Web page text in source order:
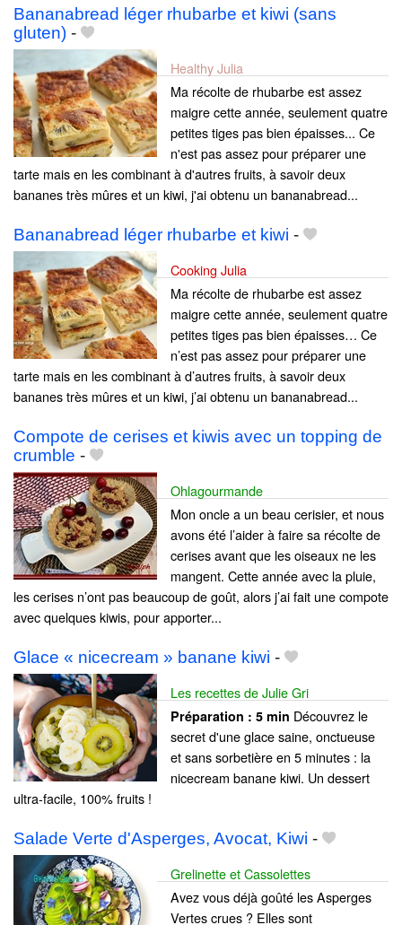
Bananabread léger rhubarbe et kiwi (sans
gluten) -
Healthy Julia
Ma récolte de rhubarbe est assez
maigre cette année, seulement quatre
petites tiges pas bien épaisses... Ce
n'est pas assez pour préparer une
tarte mais en les combinant à d'autres fruits, à savoir deux
bananes très mûres et un kiwi, j'ai obtenu un bananabread...
Bananabread léger rhubarbe et kiwi -
Cooking Julia
Ma récolte de rhubarbe est assez
maigre cette année, seulement quatre
petites tiges pas bien épaisses… Ce
n’est pas assez pour préparer une
tarte mais en les combinant à d’autres fruits, à savoir deux
bananes très mûres et un kiwi, j’ai obtenu un bananabread...
Compote de cerises et kiwis avec un topping de
crumble -
Ohlagourmande
Mon oncle a un beau cerisier, et nous
avons été l’aider à faire sa récolte de
cerises avant que les oiseaux ne les
mangent. Cette année avec la pluie,
les cerises n’ont pas beaucoup de goût, alors j’ai fait une compote
avec quelques kiwis, pour apporter...
Glace « nicecream » banane kiwi -
Les recettes de Julie Gri
Préparation : 5 min Découvrez le
secret d'une glace saine, onctueuse
et sans sorbetière en 5 minutes : la
nicecream banane kiwi. Un dessert
ultra-facile, 100% fruits !
Salade Verte d'Asperges, Avocat, Kiwi -
Grelinette et Cassolettes
Avez vous déjà goûté les Asperges
Vertes crues ? Elles sont